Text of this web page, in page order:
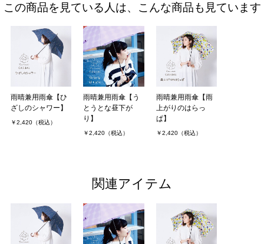
この商品を見ている人は、こんな商品も見ています
雨晴兼用雨傘【ひ
ざしのシャワー】
￥2,420（税込）
雨晴兼用雨傘【う
とうとな昼下が
り】
￥2,420（税込）
雨晴兼用雨傘【雨
上がりのはらっ
ぱ】
￥2,420（税込）
関連アイテム